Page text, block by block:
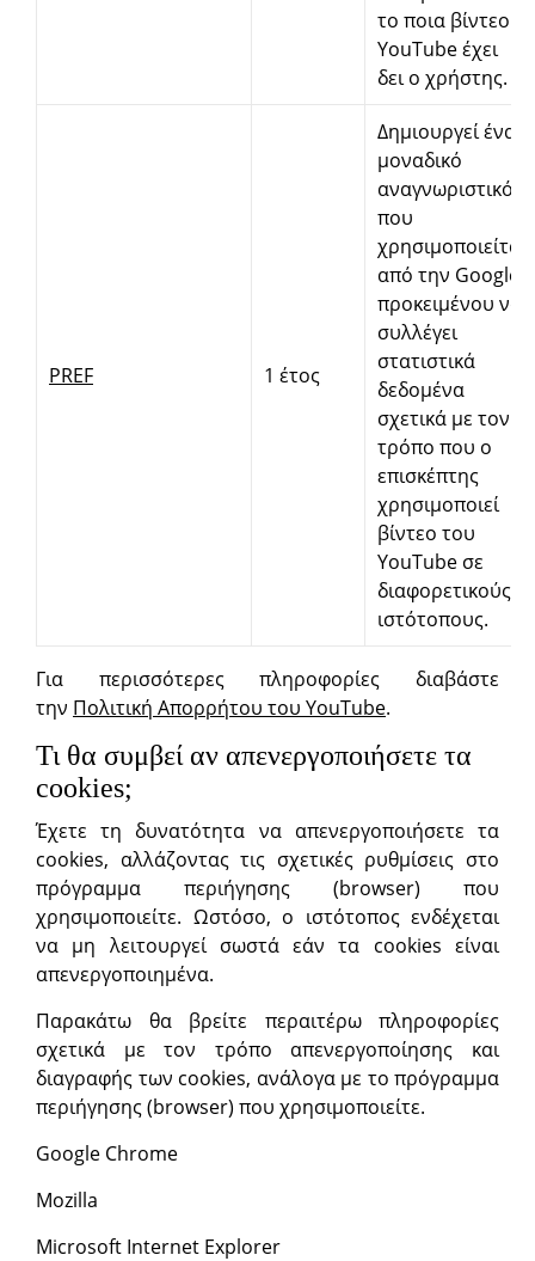
το ποια βίντεο
YouTube έχει
δει ο χρήστης.
PREF 1 έτος
Δημιουργεί ένα
μοναδικό
αναγνωριστικό
που
χρησιμοποιείται
από την Google
προκειμένου να
συλλέγει
στατιστικά
δεδομένα
σχετικά με τον
τρόπο που ο
επισκέπτης
χρησιμοποιεί
βίντεο του
YouTube σε
διαφορετικούς
ιστότοπους.
Για περισσότερες πληροφορίες διαβάστε
την Πολιτική Απορρήτου του YouTube.
Τι θα συμβεί αν απενεργοποιήσετε τα
cookies;
Έχετε τη δυνατότητα να απενεργοποιήσετε τα
cookies, αλλάζοντας τις σχετικές ρυθμίσεις στο
πρόγραμμα περιήγησης (browser) που
χρησιμοποιείτε. Ωστόσο, ο ιστότοπος ενδέχεται
να μη λειτουργεί σωστά εάν τα cookies είναι
απενεργοποιημένα.
Παρακάτω θα βρείτε περαιτέρω πληροφορίες
σχετικά με τον τρόπο απενεργοποίησης και
διαγραφής των cookies, ανάλογα με το πρόγραμμα
περιήγησης (browser) που χρησιμοποιείτε.
Google Chrome
Mozilla
Microsoft Internet Explorer